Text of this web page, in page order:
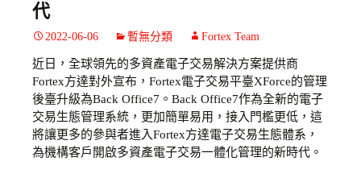
代
2022-06-06 暫無分類 Fortex Team
近日，全球領先的多資產電子交易解決方案提供商
Fortex方達對外宣布，Fortex電子交易平臺XForce的管理
後臺升級為Back Office7。Back Office7作為全新的電子
交易生態管理系統，更加簡單易用，接入門檻更低，這
將讓更多的參與者進入Fortex方達電子交易生態體系，
為機構客戶開啟多資產電子交易一體化管理的新時代。